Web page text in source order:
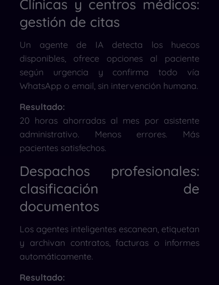
Clínicas y centros médicos:
gestión de citas
Un agente de IA detecta los huecos
disponibles, ofrece opciones al paciente
según urgencia y confirma todo vía
WhatsApp o email, sin intervención humana.
Resultado:
20 horas ahorradas al mes por asistente
administrativo. Menos errores. Más
pacientes satisfechos.
Despachos profesionales:
clasificación de
documentos
Los agentes inteligentes escanean, etiquetan
y archivan contratos, facturas o informes
automáticamente.
Resultado: